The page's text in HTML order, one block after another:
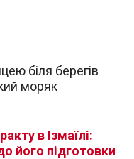
біля берегів
моряк
в Ізмаїлі:
його підготовки